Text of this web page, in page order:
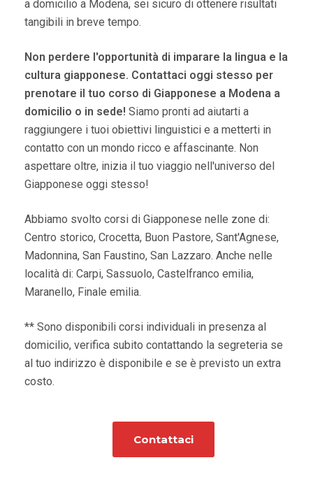
a domicilio a Modena, sei sicuro di ottenere risultati
tangibili in breve tempo.
Non perdere l'opportunità di imparare la lingua e la
cultura giapponese. Contattaci oggi stesso per
prenotare il tuo corso di Giapponese a Modena a
domicilio o in sede! Siamo pronti ad aiutarti a
raggiungere i tuoi obiettivi linguistici e a metterti in
contatto con un mondo ricco e affascinante. Non
aspettare oltre, inizia il tuo viaggio nell'universo del
Giapponese oggi stesso!
Abbiamo svolto corsi di Giapponese nelle zone di:
Centro storico, Crocetta, Buon Pastore, Sant'Agnese,
Madonnina, San Faustino, San Lazzaro. Anche nelle
località di: Carpi, Sassuolo, Castelfranco emilia,
Maranello, Finale emilia.
** Sono disponibili corsi individuali in presenza al
domicilio, verifica subito contattando la segreteria se
al tuo indirizzo è disponibile e se è previsto un extra
costo.
Contattaci